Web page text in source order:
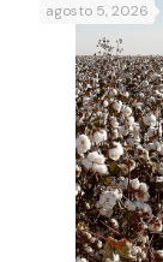
agosto 5, 2026